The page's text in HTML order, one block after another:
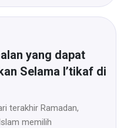
yang dapat
Selama I’tikaf di
terakhir Ramadan,
memilih